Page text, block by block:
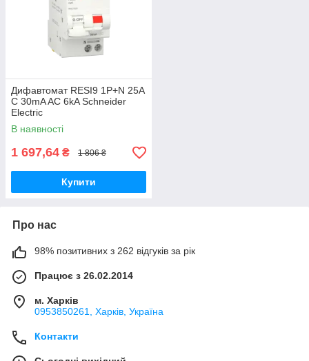
Дифавтомат RESI9 1P+N 25A
C 30mA AC 6kA Schneider
Electric
В наявності
1 697,64 ₴ 1 806 ₴
Купити
Про нас
98% позитивних з 262 відгуків за рік
Працює з 26.02.2014
м. Харків
0953850261, Харків, Україна
Контакти